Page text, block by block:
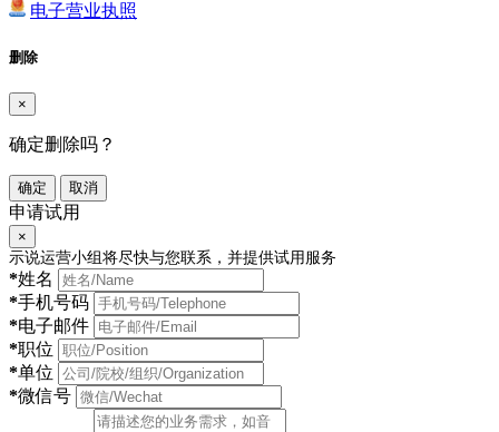
电子营业执照
删除
×
确定删除吗？
确定 取消
申请试用
×
示说运营小组将尽快与您联系，并提供试用服务
*姓名
*手机号码
*电子邮件
*职位
*单位
*微信号